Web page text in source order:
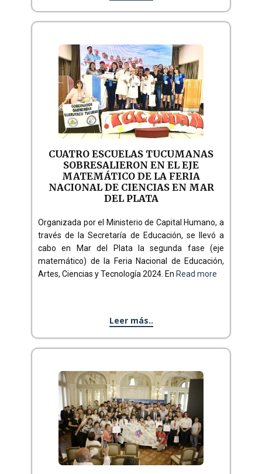
CUATRO ESCUELAS TUCUMANAS
SOBRESALIERON EN EL EJE
MATEMÁTICO DE LA FERIA
NACIONAL DE CIENCIAS EN MAR
DEL PLATA
Organizada por el Ministerio de Capital Humano, a
través de la Secretaría de Educación, se llevó a
cabo en Mar del Plata la segunda fase (eje
matemático) de la Feria Nacional de Educación,
Artes, Ciencias y Tecnología 2024. En Read more
Leer más..